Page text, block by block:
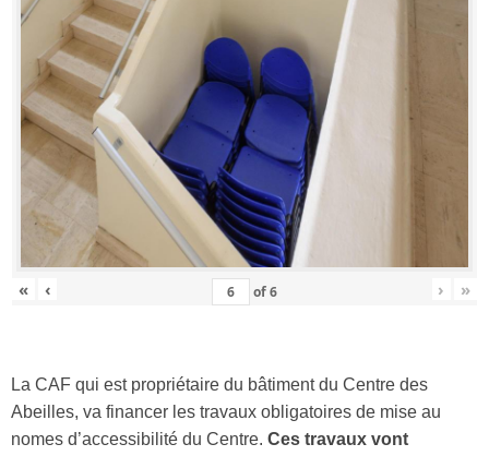
« ‹ of6 › »
La CAF qui est propriétaire du bâtiment du Centre des
Abeilles, va financer les travaux obligatoires de mise au
nomes d’accessibilité du Centre. Ces travaux vont